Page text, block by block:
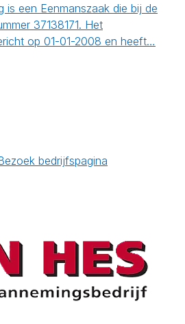
is een Eenmanszaak die bij de
37138171. Het
op 01-01-2008 en heeft…
bedrijfspagina